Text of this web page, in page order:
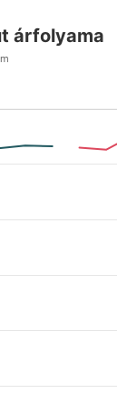
árfolyama